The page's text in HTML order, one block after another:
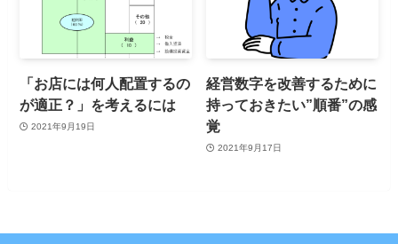
「お店には何人配置するの
が適正？」を考えるには
2021年9月19日
経営数字を改善するために
持っておきたい”順番”の感
覚
2021年9月17日